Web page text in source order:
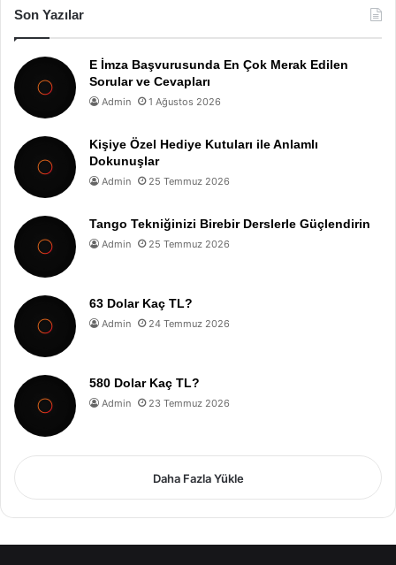
Son Yazılar
E İmza Başvurusunda En Çok Merak Edilen
Sorular ve Cevapları
Admin 1 Ağustos 2026
Kişiye Özel Hediye Kutuları ile Anlamlı
Dokunuşlar
Admin 25 Temmuz 2026
Tango Tekniğinizi Birebir Derslerle Güçlendirin
Admin 25 Temmuz 2026
63 Dolar Kaç TL?
Admin 24 Temmuz 2026
580 Dolar Kaç TL?
Admin 23 Temmuz 2026
Daha Fazla Yükle